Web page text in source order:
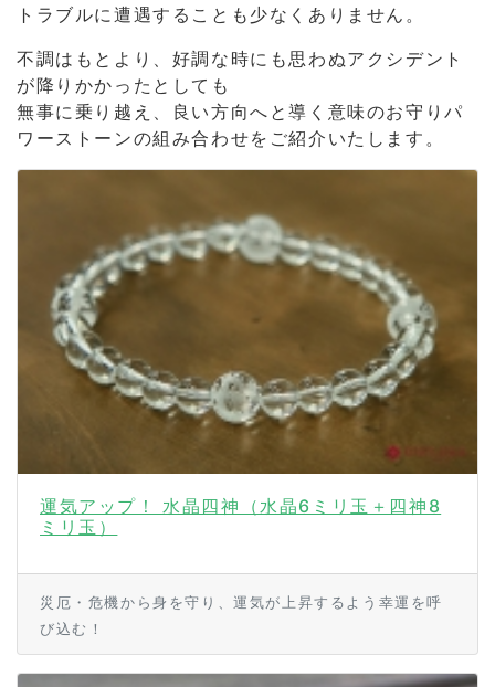
トラブルに遭遇することも少なくありません。
不調はもとより、好調な時にも思わぬアクシデント
が降りかかったとしても
無事に乗り越え、良い方向へと導く意味のお守りパ
ワーストーンの組み合わせをご紹介いたします。
運気アップ！ 水晶四神（水晶6ミリ玉＋四神8
ミリ玉）
災厄・危機から身を守り、運気が上昇するよう幸運を呼
び込む！